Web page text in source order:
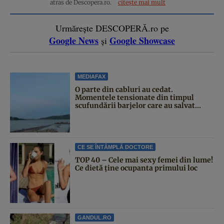
atras de Descopera.ro. citește mai mult
Urmărește DESCOPERĂ.ro pe
Google News și Google Showcase
MEDIAFAX
O parte din cabluri au cedat.
Momentele tensionate din timpul
scufundării barjelor care au salvat...
CE SE ÎNTÂMPLĂ DOCTORE
TOP 40 – Cele mai sexy femei din lume!
Ce dietă ține ocupanta primului loc
GANDUL.RO